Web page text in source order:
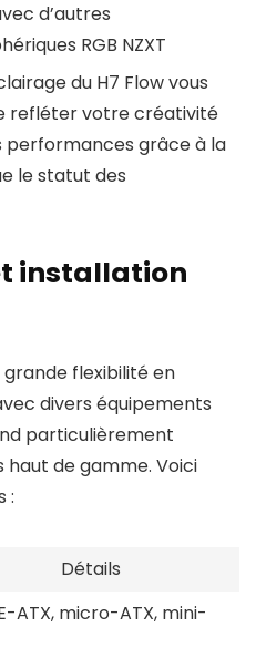
d’autres
RGB NZXT
du H7 Flow vous
refléter votre créativité
performances grâce à la
le statut des
installation
grande flexibilité en
divers équipements
particulièrement
de gamme. Voici
:
Détails
ATX, micro-ATX, mini-